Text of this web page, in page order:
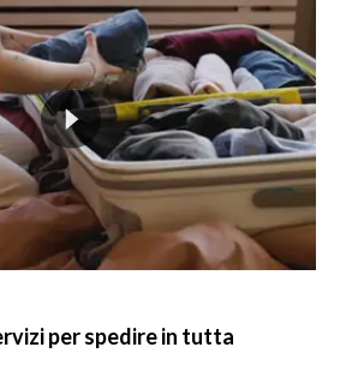
per spedire in tutta